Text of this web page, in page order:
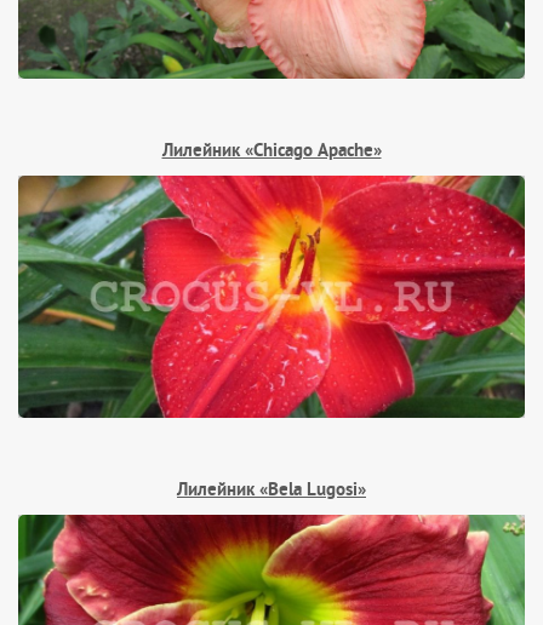
Лилейник «Chicago Apache»
Лилейник «Bela Lugosi»